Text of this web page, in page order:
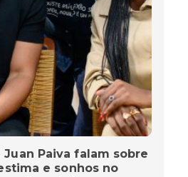
Juan Paiva falam sobre
e sonhos no